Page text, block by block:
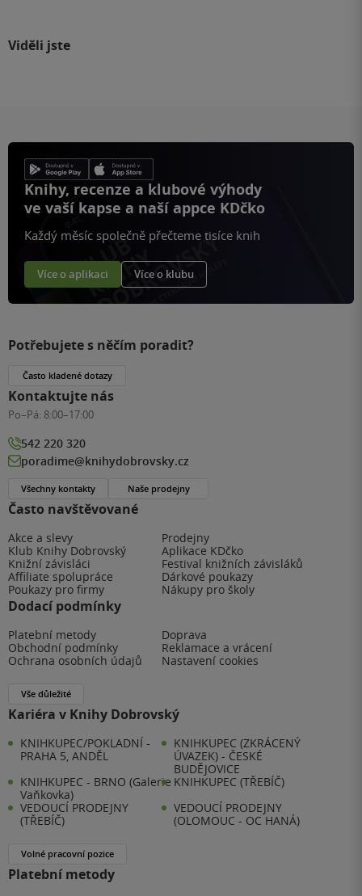
Viděli jste
Knihy, recenze a klubové výhody
ve vaší kapse a naší appce KDčko
Každý měsíc společně přečteme tisíce knih
Více o aplikaci Více o klubu
Často navštěvované
Akce a slevy
Prodejny
Klub Knihy Dobrovský
Aplikace KDčko
Knižní závisláci
Festival knižních závisláků
Affiliate spolupráce
Dárkové poukazy
Poukazy pro firmy
Nákupy pro školy
Dodací podmínky
Platební metody
Doprava
Obchodní podmínky
Reklamace a vrácení
Ochrana osobních údajů
Nastavení cookies
Vše důležité
Kariéra v Knihy Dobrovský
KNIHKUPEC/POKLADNÍ -
PRAHA 5, ANDĚL
KNIHKUPEC (ZKRÁCENÝ
ÚVAZEK) - ČESKÉ
BUDĚJOVICE
KNIHKUPEC - BRNO (Galerie
Vaňkovka)
KNIHKUPEC (TŘEBÍČ)
VEDOUCÍ PRODEJNY
(TŘEBÍČ)
VEDOUCÍ PRODEJNY
(OLOMOUC - OC HANÁ)
Volné pracovní pozice
Platební metody
Potřebujete s něčím poradit?
Často kladené dotazy
Kontaktujte nás
Po–Pá: 8:00–17:00
542 220 320
poradime@knihydobrovsky.cz
Všechny kontakty Naše prodejny